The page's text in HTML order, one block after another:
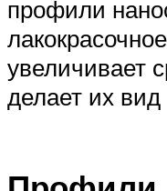
профили
увеличивает
делает их